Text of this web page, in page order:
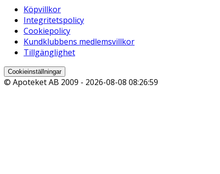
Köpvillkor
Integritetspolicy
Cookiepolicy
Kundklubbens medlemsvillkor
Tillgänglighet
Cookieinställningar
© Apoteket AB 2009 - 2026-08-08 08:26:59